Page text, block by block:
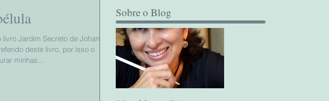
Jardim Secreto de Johanna
deste livro, por isso o
minhas...
Sobre o Blog